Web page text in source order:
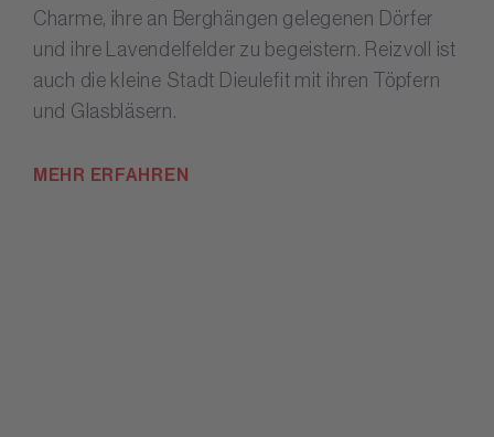
Charme, ihre an Berghängen gelegenen Dörfer
und ihre Lavendelfelder zu begeistern. Reizvoll ist
auch die kleine Stadt Dieulefit mit ihren Töpfern
und Glasbläsern.
MEHR ERFAHREN